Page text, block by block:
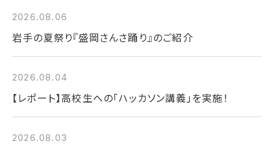
2026.08.06
岩手の夏祭り『盛岡さんさ踊り』のご紹介
2026.08.04
【レポート】高校生への「ハッカソン講義」を実施！
2026.08.03